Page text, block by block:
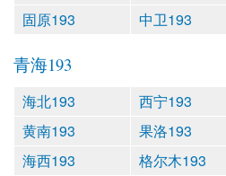
固原193
中卫193
青海193
海北193 西宁193
黄南193
果洛193
海西193
格尔木193